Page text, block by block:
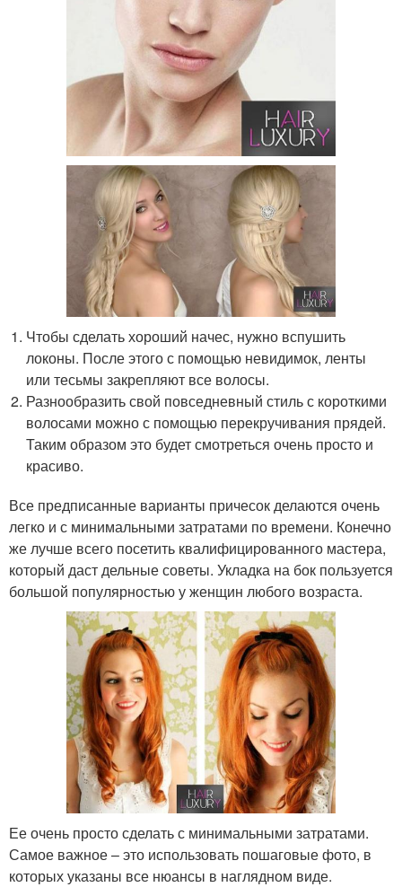
Чтобы сделать хороший начес, нужно вспушить
локоны. После этого с помощью невидимок, ленты
или тесьмы закрепляют все волосы.
Разнообразить свой повседневный стиль с короткими
волосами можно с помощью перекручивания прядей.
Таким образом это будет смотреться очень просто и
красиво.
Все предписанные варианты причесок делаются очень
легко и с минимальными затратами по времени. Конечно
же лучше всего посетить квалифицированного мастера,
который даст дельные советы. Укладка на бок пользуется
большой популярностью у женщин любого возраста.
Ее очень просто сделать с минимальными затратами.
Самое важное – это использовать пошаговые фото, в
которых указаны все нюансы в наглядном виде.